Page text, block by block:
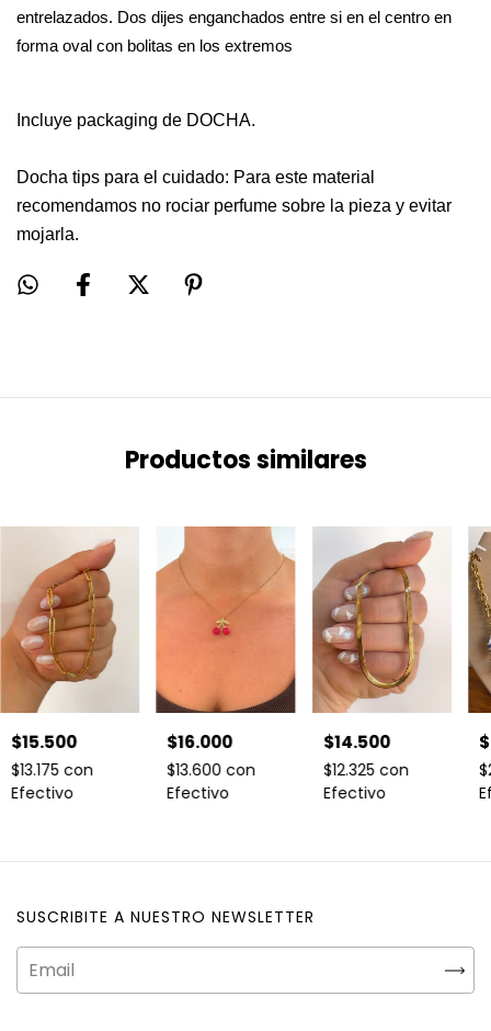
entrelazados. Dos dijes enganchados entre si en el centro en
forma oval con bolitas en los extremos
Incluye packaging de DOCHA.
Docha tips para el cuidado: Para este material
recomendamos no rociar perfume sobre la pieza y evitar
mojarla.
Productos similares
$15.500
$13.175 con
Efectivo
$16.000
$13.600con
Efectivo
$14.500
$12.325 con
Efectivo
SUSCRIBITE A NUESTRO NEWSLETTER